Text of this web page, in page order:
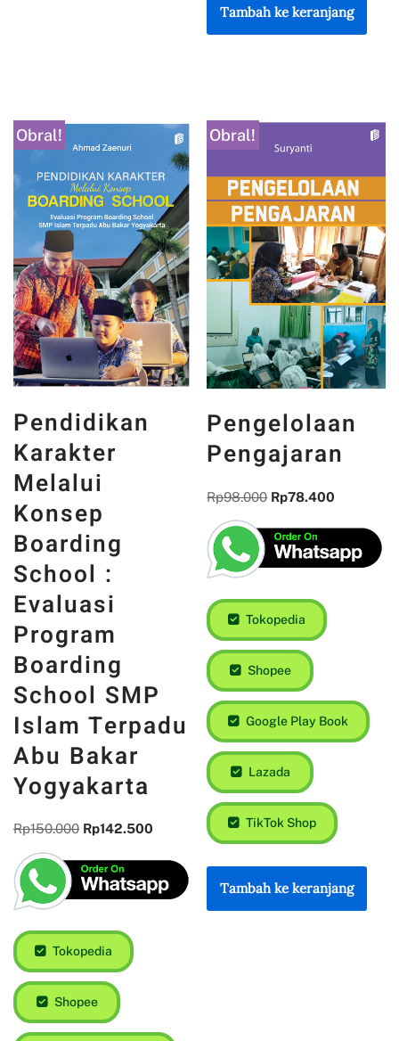
Tambah ke keranjang
Obral!
Pendidikan
Karakter
Melalui
Konsep
Boarding
School :
Evaluasi
Program
Boarding
School SMP
Islam Terpadu
Abu Bakar
Yogyakarta
Rp150.000 Rp142.500
Tokopedia
Shopee
Obral!
Pengelolaan
Pengajaran
Rp98.000 Rp78.400
Tokopedia
Shopee
Google Play Book
Lazada
TikTok Shop
Tambah ke keranjang